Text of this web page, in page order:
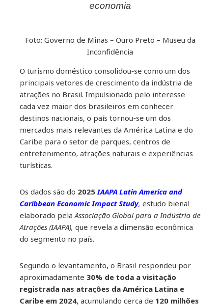
economia
Foto: Governo de Minas – Ouro Preto – Museu da
Inconfidência
O turismo doméstico consolidou-se como um dos
principais vetores de crescimento da indústria de
atrações no Brasil. Impulsionado pelo interesse
cada vez maior dos brasileiros em conhecer
destinos nacionais, o país tornou-se um dos
mercados mais relevantes da América Latina e do
Caribe para o setor de parques, centros de
entretenimento, atrações naturais e experiências
turísticas.
Os dados são do 2025 IAAPA Latin America and
Caribbean Economic Impact Study, estudo bienal
elaborado pela Associação Global para a Indústria de
Atrações (IAAPA), que revela a dimensão econômica
do segmento no país.
Segundo o levantamento, o Brasil respondeu por
aproximadamente 30% de toda a visitação
registrada nas atrações da América Latina e
Caribe em 2024, acumulando cerca de 120 milhões